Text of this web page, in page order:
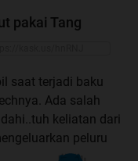
pakai Tang
saat terjadi baku
Ada salah
keliatan dari
peluru